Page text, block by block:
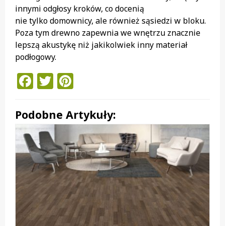
innymi odgłosy kroków, co docenią
nie tylko domownicy, ale również sąsiedzi w bloku.
Poza tym drewno zapewnia we wnętrzu znacznie
lepszą akustykę niż jakikolwiek inny materiał
podłogowy.
Facebook
Twitter
Podobne Artykuły: